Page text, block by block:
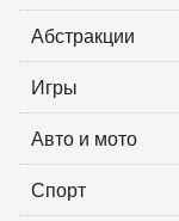
Абстракции
Игры
Авто и мото
Спорт